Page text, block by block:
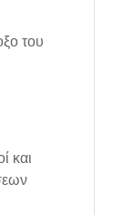
του
και